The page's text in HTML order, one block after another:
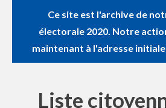
Ce site est l'archive de
électorale 2020. Notre
maintenant à l'adresse initiale
Liste